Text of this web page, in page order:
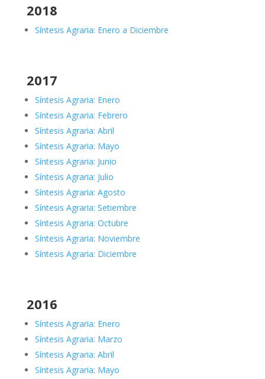
2018
Síntesis Agraria: Enero a Diciembre
2017
Síntesis Agraria: Enero
Síntesis Agraria: Febrero
Síntesis Agraria: Abril
Síntesis Agraria: Mayo
Síntesis Agraria: Junio
Síntesis Agraria: Julio
Síntesis Agraria: Agosto
Síntesis Agraria: Setiembre
Síntesis Agraria: Octubre
Síntesis Agraria: Noviembre
Síntesis Agraria: Diciembre
2016
Síntesis Agraria: Enero
Síntesis Agraria: Marzo
Síntesis Agraria: Abril
Síntesis Agraria: Mayo